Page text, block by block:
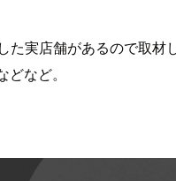
実店舗があるので取材
など。